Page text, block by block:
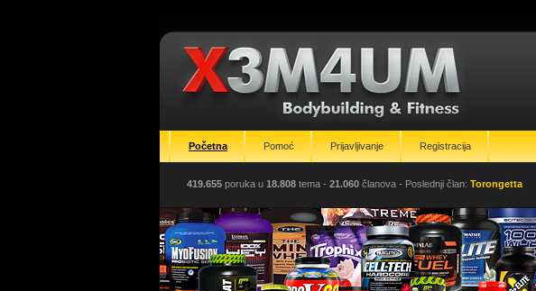
Početna Pomoć Prijavljivanje Registracija
419.655 poruka u 18.808 tema - 21.060 članova - Poslednji član: Torongetta